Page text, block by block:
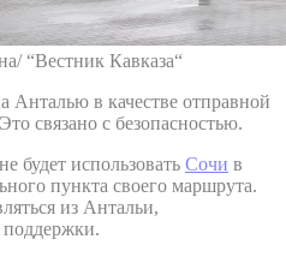
“Вестник Кавказа“
Анталью в качестве отправной
связано с безопасностью.
будет использовать Сочи в
пункта своего маршрута.
из Антальи,